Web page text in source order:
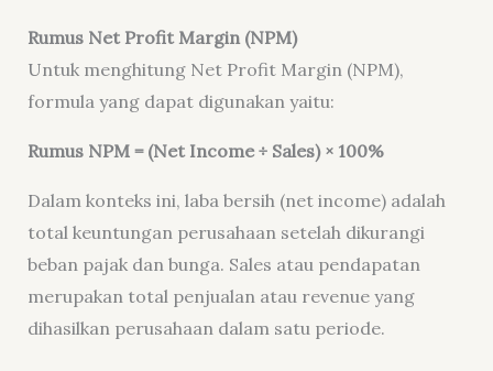
Rumus Net Profit Margin (NPM)
Untuk menghitung Net Profit Margin (NPM),
formula yang dapat digunakan yaitu:
Rumus NPM = (Net Income ÷ Sales) × 100%
Dalam konteks ini, laba bersih (net income) adalah
total keuntungan perusahaan setelah dikurangi
beban pajak dan bunga. Sales atau pendapatan
merupakan total penjualan atau revenue yang
dihasilkan perusahaan dalam satu periode.